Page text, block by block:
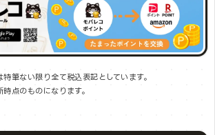
筆ない限り全て税込表記としています。
点のものになります。